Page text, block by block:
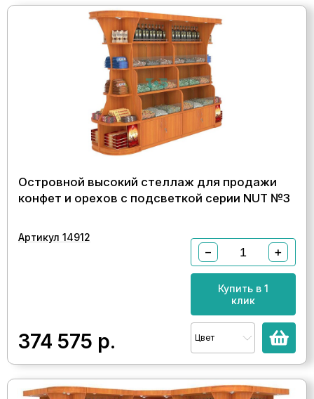
Островной высокий стеллаж для продажи
конфет и орехов с подсветкой серии NUT №3
Артикул 14912
374 575 р.
− +
Купить в 1
клик
Цвет